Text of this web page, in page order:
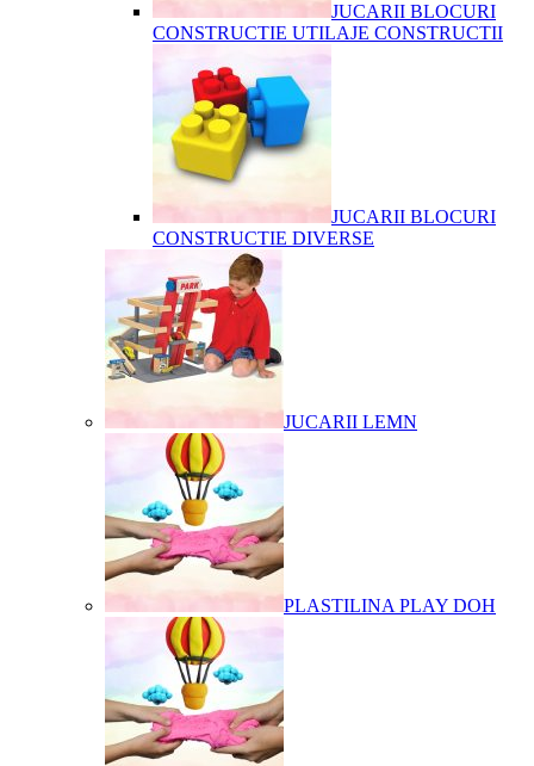
JUCARII BLOCURI
CONSTRUCTIE UTILAJE CONSTRUCTII
JUCARII BLOCURI
CONSTRUCTIE DIVERSE
JUCARII LEMN
PLASTILINA PLAY DOH